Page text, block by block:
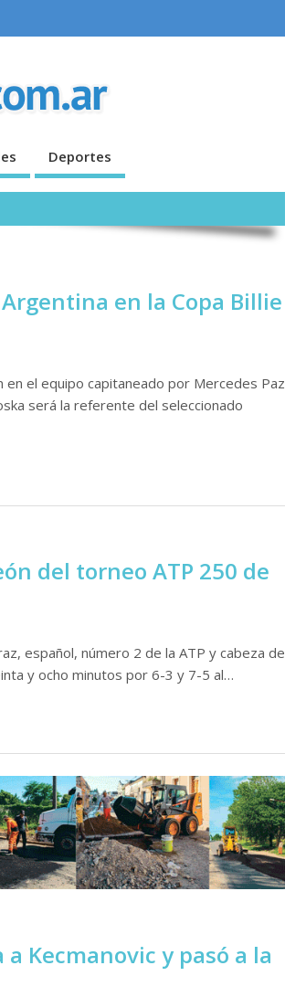
Deportes
en la Copa Billie
en el equipo capitaneado por Mercedes Paz
será la referente del seleccionado
del torneo ATP 250 de
español, número 2 de la ATP y cabeza de
y ocho minutos por 6-3 y 7-5 al…
Kecmanovic y pasó a la